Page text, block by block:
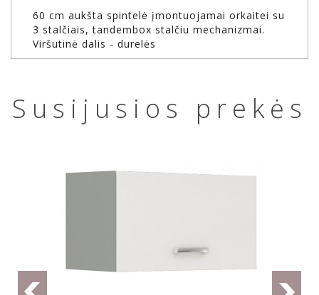
60 cm aukšta spintelė įmontuojamai orkaitei su
3 stalčiais, tandembox stalčiu mechanizmai.
Viršutinė dalis - durelės
Susijusios prekės